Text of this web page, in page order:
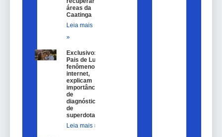
áreas da
Caatinga
Leia mais
»
Exclusivo:
Pais de Lulu,
fenômeno na
internet,
explicam
importância
de
diagnóstico
de
superdotação
Leia mais »